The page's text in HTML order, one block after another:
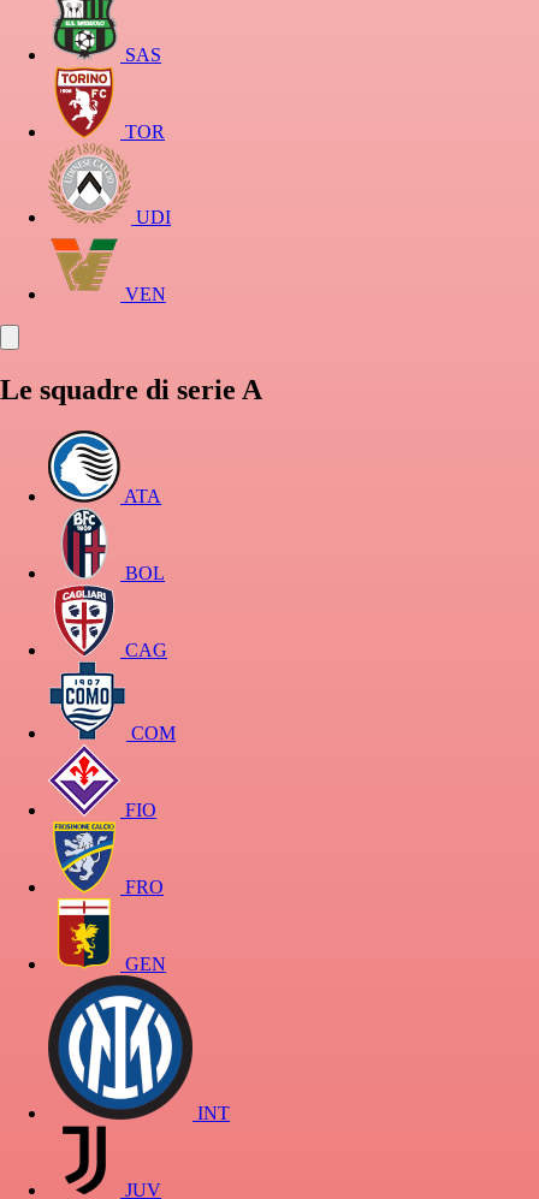
SAS
TOR
UDI
VEN
Le squadre di serie A
ATA
BOL
CAG
COM
FIO
FRO
GEN
INT
JUV